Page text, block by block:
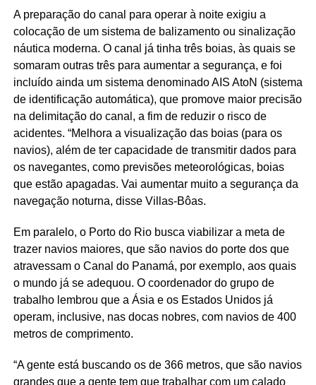
A preparação do canal para operar à noite exigiu a
colocação de um sistema de balizamento ou sinalização
náutica moderna. O canal já tinha três boias, às quais se
somaram outras três para aumentar a segurança, e foi
incluído ainda um sistema denominado AIS AtoN (sistema
de identificação automática), que promove maior precisão
na delimitação do canal, a fim de reduzir o risco de
acidentes. “Melhora a visualização das boias (para os
navios), além de ter capacidade de transmitir dados para
os navegantes, como previsões meteorológicas, boias
que estão apagadas. Vai aumentar muito a segurança da
navegação noturna, disse Villas-Bôas.
Em paralelo, o Porto do Rio busca viabilizar a meta de
trazer navios maiores, que são navios do porte dos que
atravessam o Canal do Panamá, por exemplo, aos quais
o mundo já se adequou. O coordenador do grupo de
trabalho lembrou que a Ásia e os Estados Unidos já
operam, inclusive, nas docas nobres, com navios de 400
metros de comprimento.
“A gente está buscando os de 366 metros, que são navios
grandes que a gente tem que trabalhar com um calado